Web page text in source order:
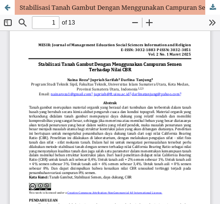
Stabilisasi Tanah Gambut Dengan Menggunakan Campuran Semen Terhadap Nilai CBR